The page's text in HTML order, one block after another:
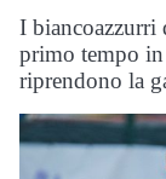
I biancoazzurri
primo tempo
riprendono la